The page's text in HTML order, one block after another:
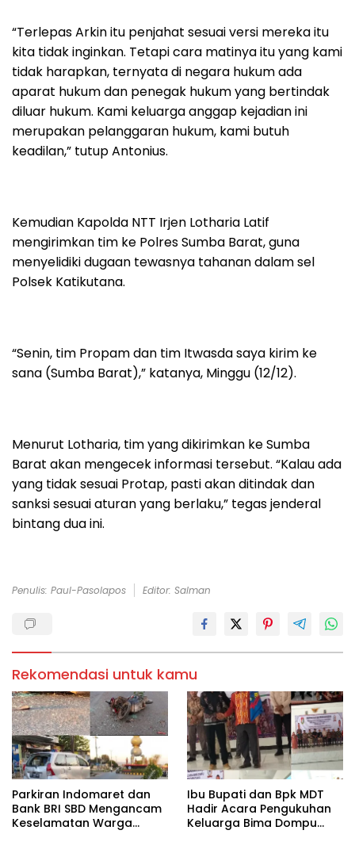
“Terlepas Arkin itu penjahat sesuai versi mereka itu
kita tidak inginkan. Tetapi cara matinya itu yang kami
tidak harapkan, ternyata di negara hukum ada
aparat hukum dan penegak hukum yang bertindak
diluar hukum. Kami keluarga anggap kejadian ini
merupakan pelanggaran hukum, kami butuh
keadilan,” tutup Antonius.
Kemudian Kapolda NTT Irjen Lotharia Latif
mengirimkan tim ke Polres Sumba Barat, guna
menyelidiki dugaan tewasnya tahanan dalam sel
Polsek Katikutana.
“Senin, tim Propam dan tim Itwasda saya kirim ke
sana (Sumba Barat),” katanya, Minggu (12/12).
Menurut Lotharia, tim yang dikirimkan ke Sumba
Barat akan mengecek informasi tersebut. “Kalau ada
yang tidak sesuai Protap, pasti akan ditindak dan
sanksi sesuai aturan yang berlaku,” tegas jenderal
bintang dua ini.
Penulis: Paul-Pasolapos Editor: Salman
Rekomendasi untuk kamu
Parkiran Indomaret dan
Bank BRI SBD Mengancam
Keselamatan Warga
Ibu Bupati dan Bpk MDT
Hadir Acara Pengukuhan
Keluarga Bima Dompu